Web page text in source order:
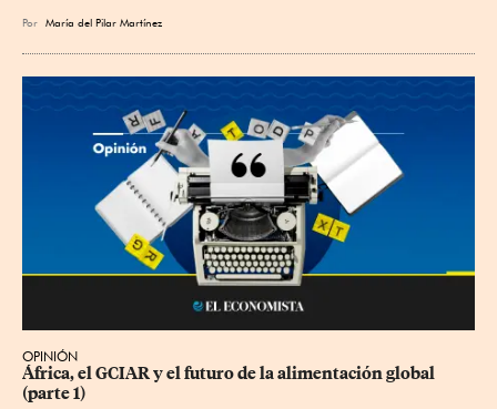
Por María del Pilar Martínez
OPINIÓN
África, el GCIAR y el futuro de la alimentación global
(parte 1)